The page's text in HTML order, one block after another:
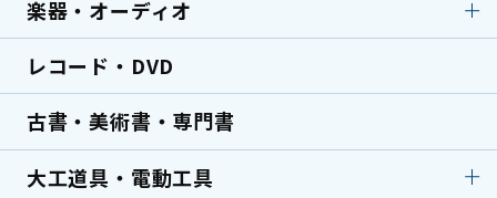
中国切手買取
パイプ
鉄道部品・サボ（行先
板）
カメラ
デジタルカメラ
レンズ
顕微鏡
楽器・オーディオ
楽器・オーディオ
ミキサー
ターンテーブル・レコー
ドプレーヤー
エレキギター
レコード・DVD
古書・美術書・専門書
大工道具・電動工具